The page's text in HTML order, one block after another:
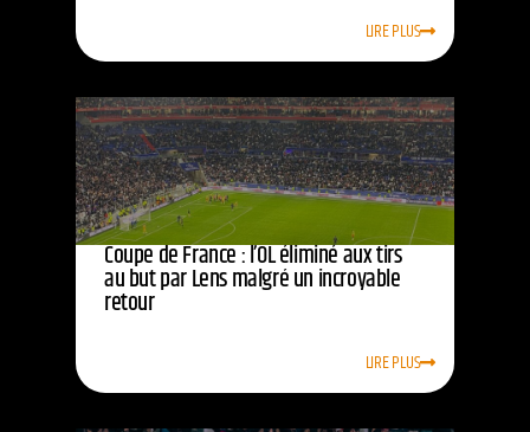
LIRE PLUS
Coupe de France : l’OL éliminé aux tirs
au but par Lens malgré un incroyable
retour
LIRE PLUS